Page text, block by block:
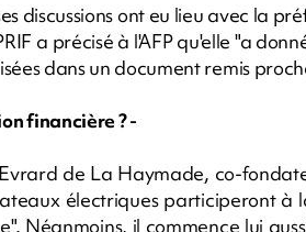
discussions ont eu lieu avec la
a précisé à l'AFP qu'elle "a
dans un document remis
financière ? -
de La Haymade, co-
électriques participeront à
Néanmoins, il commence lui